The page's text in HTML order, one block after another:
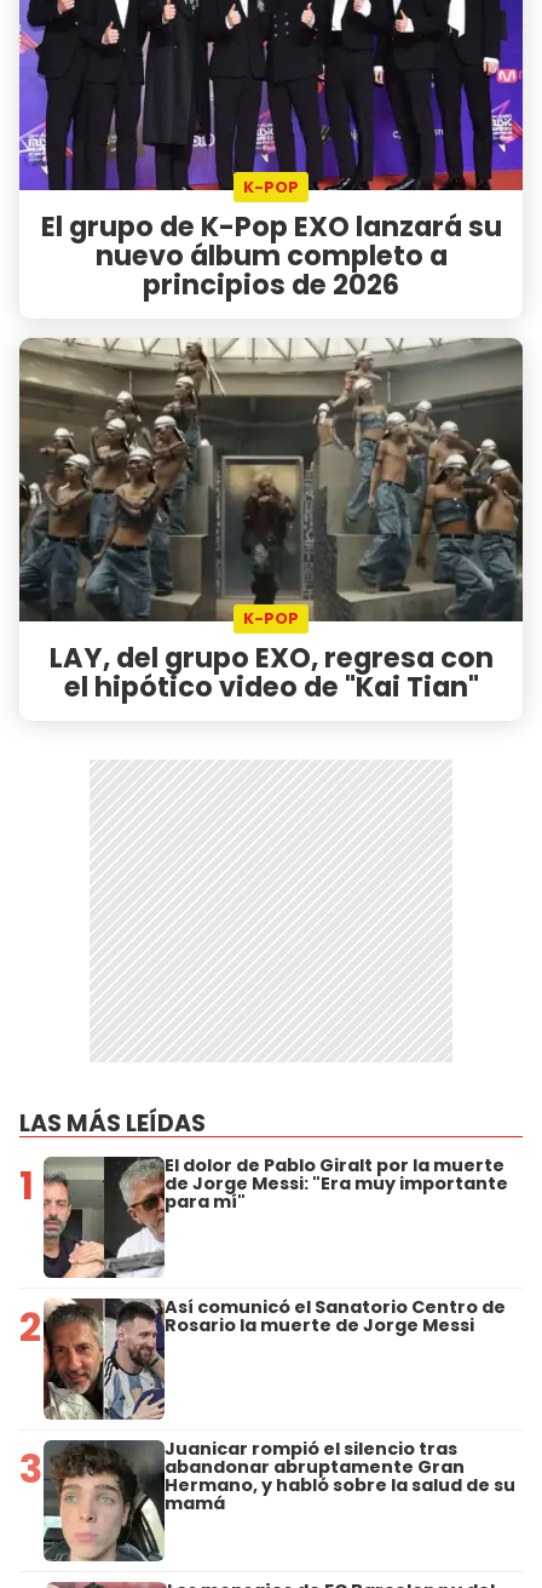
K-POP
El grupo de K-Pop EXO lanzará su
nuevo álbum completo a
principios de 2026
K-POP
LAY, del grupo EXO, regresa con
el hipótico video de "Kai Tian"
LAS MÁS LEÍDAS
1 El dolor de Pablo Giralt por la muerte
de Jorge Messi: "Era muy importante
para mí"
2 Así comunicó el Sanatorio Centro de
Rosario la muerte de Jorge Messi
3 Juanicar rompió el silencio tras
abandonar abruptamente Gran
Hermano, y habló sobre la salud de su
mamá